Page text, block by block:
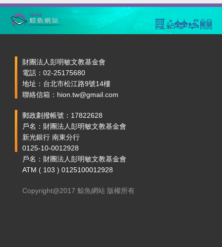
財團法人彭明敏文教基金會
電話：02-25175680
地址：台北市松江路9號14樓
聯絡信箱：hion.tw@gmail.com
郵政劃撥帳號：17822628
戶名：財團法人彭明敏文教基金會
新光銀行 南東分行
0125-10-0012928
戶名：財團法人彭明敏文教基金會
ATM ( 103 ) 0125100012928
Copyright@2017 鯨魚網站 版權所有